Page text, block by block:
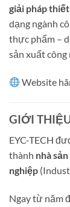
giải pháp
dạng ngành
thực phẩm –
sản xuất công
Website
GIỚI
EYC-TECH
thành nhà
nghiệp
Ngay từ năm